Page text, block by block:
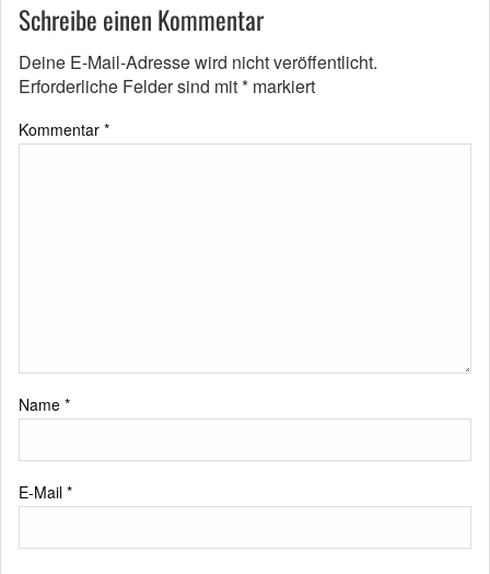
Schreibe einen Kommentar
Deine E-Mail-Adresse wird nicht veröffentlicht.
Erforderliche Felder sind mit* markiert
Kommentar *
Name *
E-Mail *